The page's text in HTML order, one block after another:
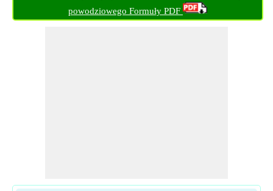
powodziowego Formuły PDF